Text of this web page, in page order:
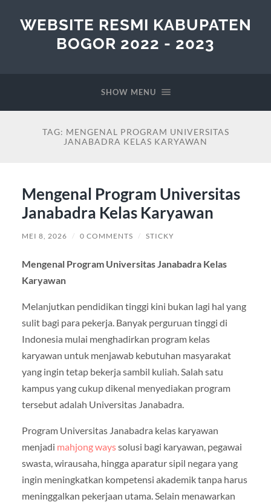
WEBSITE RESMI KABUPATEN
BOGOR 2022 - 2023
SHOW MENU
TAG: MENGENAL PROGRAM UNIVERSITAS
JANABADRA KELAS KARYAWAN
Mengenal Program Universitas
Janabadra Kelas Karyawan
MEI 8, 2026 / 0 COMMENTS / STICKY
Mengenal Program Universitas Janabadra Kelas
Karyawan
Melanjutkan pendidikan tinggi kini bukan lagi hal yang
sulit bagi para pekerja. Banyak perguruan tinggi di
Indonesia mulai menghadirkan program kelas
karyawan untuk menjawab kebutuhan masyarakat
yang ingin tetap bekerja sambil kuliah. Salah satu
kampus yang cukup dikenal menyediakan program
tersebut adalah Universitas Janabadra.
Program Universitas Janabadra kelas karyawan
menjadi mahjong wayssolusi bagi karyawan, pegawai
swasta, wirausaha, hingga aparatur sipil negara yang
ingin meningkatkan kompetensi akademik tanpa harus
meninggalkan pekerjaan utama. Selain menawarkan